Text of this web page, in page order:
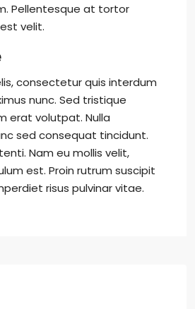
Pellentesque at tortor
velit.
consectetur quis interdum
nunc. Sed tristique
erat volutpat. Nulla
sed consequat tincidunt.
Nam eu mollis velit,
est. Proin rutrum suscipit
risus pulvinar vitae.